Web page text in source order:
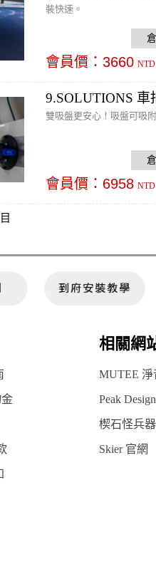
裝快速。
會員價： 3660 NTD
9.SOLUTIONS 車
雙吸盤更安心！吸盤可吸
會員價： 6958 NTD
相關網
MUTEE 淨
Peak
楔石怪兵
Skier 官網